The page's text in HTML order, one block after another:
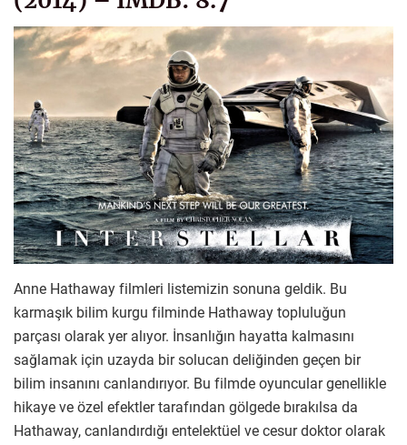
Anne Hathaway filmleri listemizin sonuna geldik. Bu
karmaşık bilim kurgu filminde Hathaway topluluğun
parçası olarak yer alıyor. İnsanlığın hayatta kalmasını
sağlamak için uzayda bir solucan deliğinden geçen bir
bilim insanını canlandırıyor. Bu filmde oyuncular genellikle
hikaye ve özel efektler tarafından gölgede bırakılsa da
Hathaway, canlandırdığı entelektüel ve cesur doktor olarak